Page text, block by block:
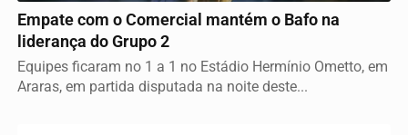
Empate com o Comercial mantém o Bafo na
liderança do Grupo 2
Equipes ficaram no 1 a 1 no Estádio Hermínio Ometto, em
Araras, em partida disputada na noite deste...